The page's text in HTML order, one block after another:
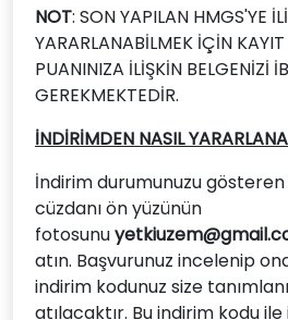
NOT: SON YAPILAN HMGS'YE
YARARLANABİLMEK İÇİN
PUANINIZA İLİŞKİN BELGENİZİ
GEREKMEKTEDİR.
İNDİRİMDEN NASIL
İndirim durumunuzu
cüzdanı ön yüzünün
fotosunu
atın. Başvurunuz incelenip
indirim kodunuz size
atılacaktır. Bu indirim kodu